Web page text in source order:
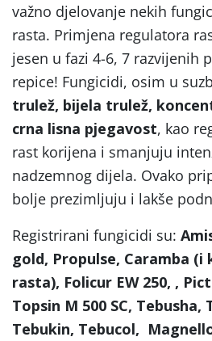
važno djelovanje nekih
rasta. Primjena regulatora
jesen u fazi 4-6, 7 razvijenih
repice! Fungicidi, osim u
trulež, bijela trulež,
crna lisna pjegavost, kao
rast korijena i smanjuju
nadzemnog dijela. Ovako
bolje prezimljuju i lakše
Registrirani fungicidi su:
gold, Propulse, Caramba
rasta), Folicur EW 250, ,
Topsin M 500 SC, Tebusha,
Tebukin, Tebucol,